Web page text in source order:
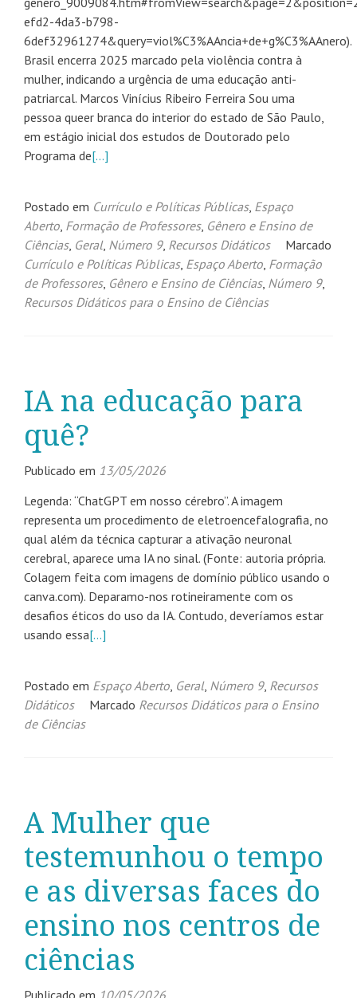
efd2-4da3-b798-
6def32961274&query=viol%C3%AAncia+de+g%C3%AAnero).
Brasil encerra 2025 marcado pela violência contra à
mulher, indicando a urgência de uma educação anti-
patriarcal. Marcos Vinícius Ribeiro Ferreira Sou uma
pessoa queer branca do interior do estado de São Paulo,
em estágio inicial dos estudos de Doutorado pelo
Programa de[…]
Postado em Currículo e Políticas Públicas, Espaço
Aberto Formação de Professores, Gênero e Ensino de
Ciências, Geral, Número 9, Recursos Didáticos
Marcado
Currículo e Políticas Públicas, Espaço Aberto Formação
de Professores, Gênero e Ensino de Ciências, Número 9,
Recursos Didáticos para o Ensino de Ciências
IA na educação para
quê?
Publicado em 13/05/2026
Legenda: “ChatGPT em nosso cérebro”. A imagem
representa um procedimento de eletroencefalografia, no
qual além da técnica capturar a ativação neuronal
cerebral, aparece uma IA no sinal. (Fonte: autoria própria.
Colagem feita com imagens de domínio público usando o
canva.com). Deparamo-nos rotineiramente com os
desafios éticos do uso da IA. Contudo, deveríamos estar
usando essa[…]
Postado em Espaço Aberto Geral, Número 9, Recursos
Didáticos
Marcado Recursos Didáticos para o Ensino
de Ciências
A Mulher que
testemunhou o tempo
e as diversas faces do
ensino nos centros de
ciências
Publicado em 10/05/2026